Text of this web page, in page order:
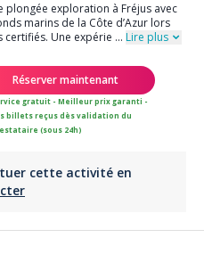
plongée exploration à Fréjus avec
marins de la Côte d’Azur lors
certifiés. Une expérie ... Lire plus
Réserver maintenant
gratuit - Meilleur prix garanti -
billets reçus dès validation du
(sous 24h)
cette activité en